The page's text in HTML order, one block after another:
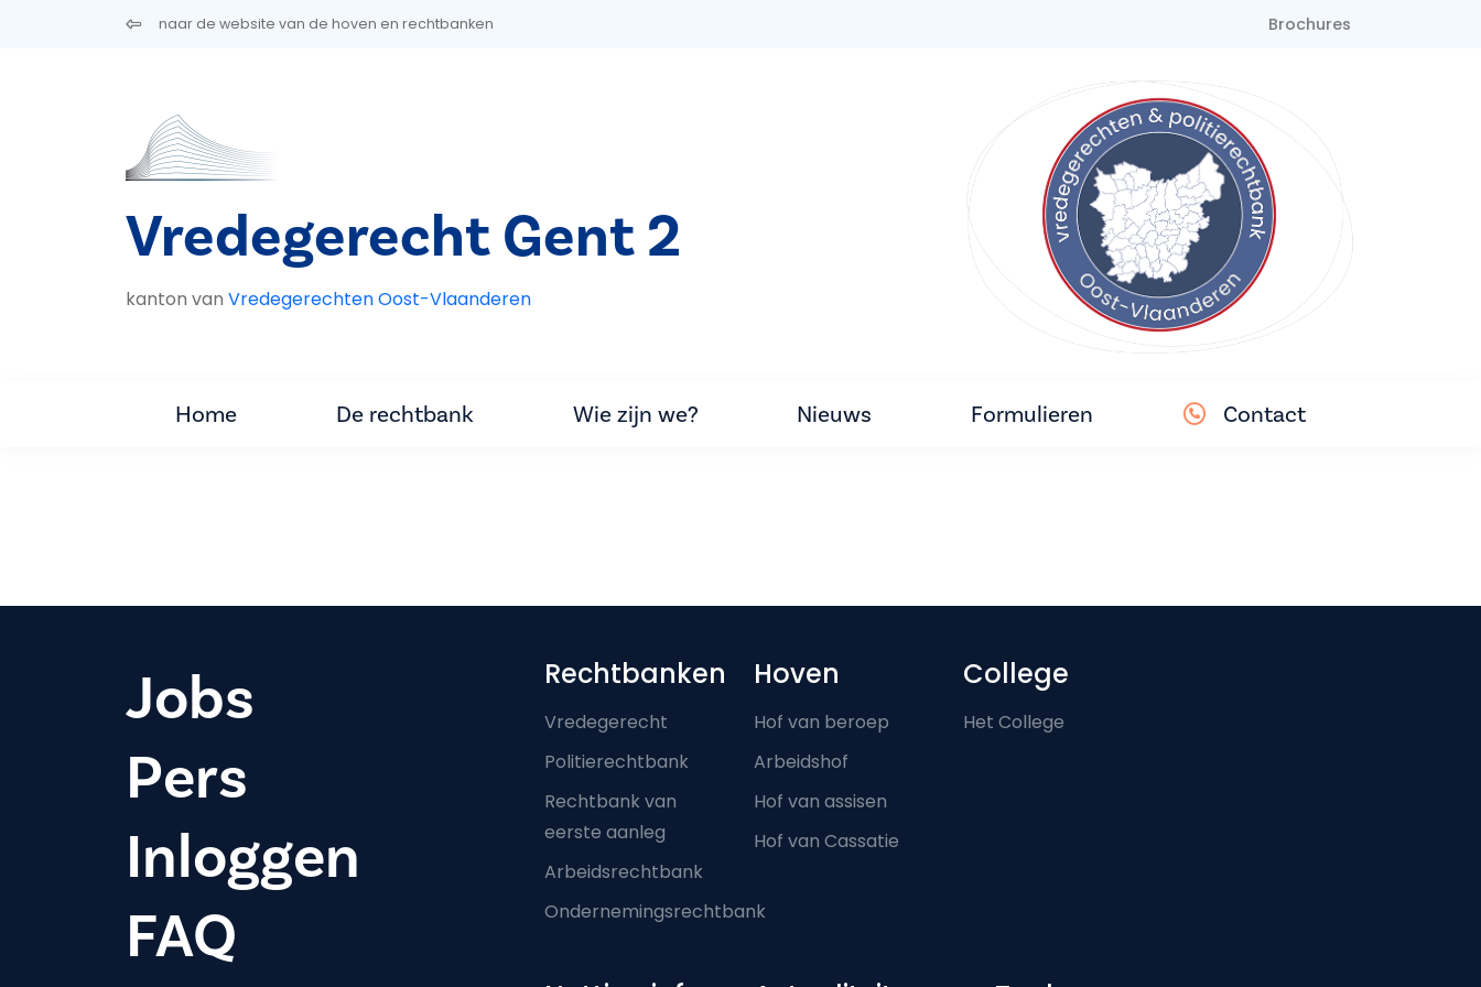
Overslaan en naar de inhoud gaannaar de website van de hoven en rechtbanken Brochures
Vredegerecht Gent 2
kanton van Vredegerechten Oost-Vlaanderen
Home De rechtbank Wie zijn we? Nieuws Formulieren Contact
Jobs
Pers
Inloggen
FAQ
Footer-menu
Rechtbanken
Vredegerecht
Politierechtbank
Rechtbank van
eerste aanleg
Arbeidsrechtbank
Ondernemingsrechtbank
Hoven
Hof van beroep
Arbeidshof
Hof van assisen
Hof van Cassatie
College
Het College